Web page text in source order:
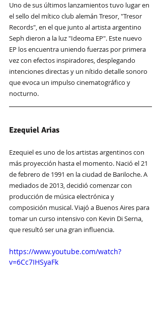
Uno de sus últimos lanzamientos tuvo lugar en
el sello del mítico club alemán Tresor, "Tresor
Records", en el que junto al artista argentino
Seph dieron a la luz "Ideoma EP". Este nuevo
EP los encuentra uniendo fuerzas por primera
vez con efectos inspiradores, desplegando
intenciones directas y un nítido detalle sonoro
que evoca un impulso cinematográfico y
nocturno.
Ezequiel Arias
Ezequiel es uno de los artistas argentinos con
más proyección hasta el momento. Nació el 21
de febrero de 1991 en la ciudad de Bariloche. A
mediados de 2013, decidió comenzar con
producción de música electrónica y
composición musical. Viajó a Buenos Aires para
tomar un curso intensivo con Kevin Di Serna,
que resultó ser una gran influencia.
https://www.youtube.com/watch?
v=6Cc7IHSyaFk